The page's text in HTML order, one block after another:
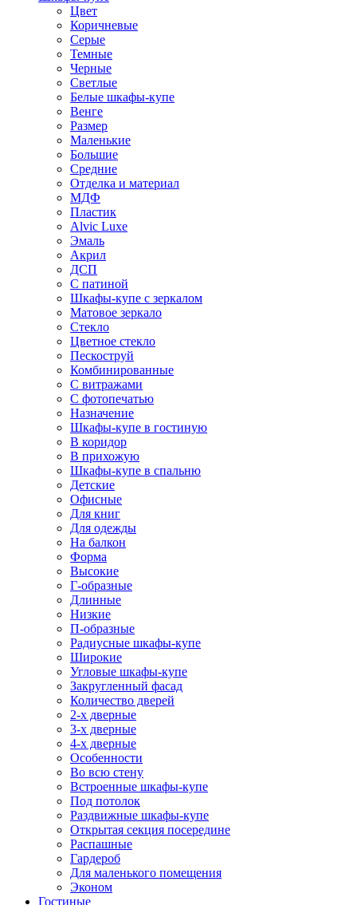
Цвет
Коричневые
Серые
Темные
Черные
Светлые
Белые шкафы-купе
Венге
Размер
Маленькие
Большие
Средние
Отделка и материал
МДФ
Пластик
Alvic Luxe
Эмаль
Акрил
ДСП
С патиной
Шкафы-купе с зеркалом
Матовое зеркало
Стекло
Цветное стекло
Пескоструй
Комбинированные
С витражами
С фотопечатью
Назначение
Шкафы-купе в гостиную
В коридор
В прихожую
Шкафы-купе в спальню
Детские
Офисные
Для книг
Для одежды
На балкон
Форма
Высокие
Г-образные
Длинные
Низкие
П-образные
Радиусные шкафы-купе
Широкие
Угловые шкафы-купе
Закругленный фасад
Количество дверей
2-х дверные
3-х дверные
4-х дверные
Особенности
Во всю стену
Встроенные шкафы-купе
Под потолок
Раздвижные шкафы-купе
Открытая секция посередине
Распашные
Гардероб
Для маленького помещения
Эконом
Гостиные